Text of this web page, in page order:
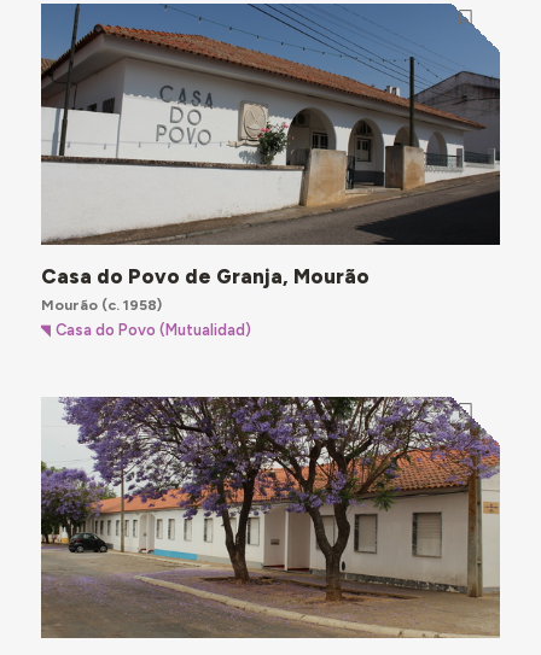
Casa do Povo de Granja, Mourão
Mourão(c. 1958)
Casa do Povo (Mutualidad)